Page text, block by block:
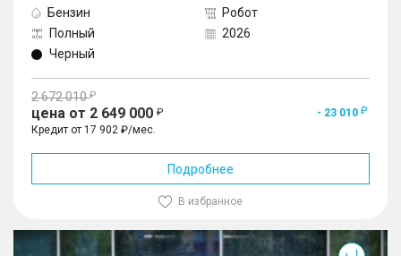
Бензин
Робот
Полный
2026
Черный
2 672 010
цена от 2 649 000
- 23 010
Кредит от 17 902 ₽/мес.
Подробнее
В избранное
J7